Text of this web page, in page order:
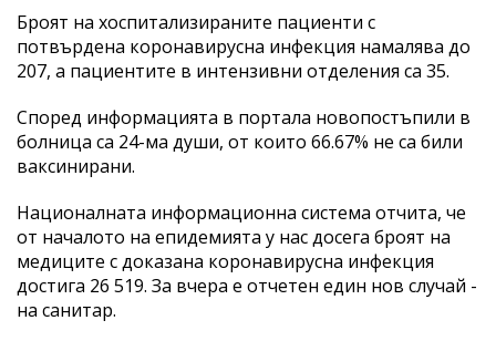
Броят на хоспитализираните пациенти с
потвърдена коронавирусна инфекция намалява до
207, а пациентите в интензивни отделения са 35.
Според информацията в портала новопостъпили в
болница са 24-ма души, от които 66.67% не са били
ваксинирани.
Националната информационна система отчита, че
от началото на епидемията у нас досега броят на
медиците с доказана коронавирусна инфекция
достига 26 519. За вчера е отчетен един нов случай -
на санитар.